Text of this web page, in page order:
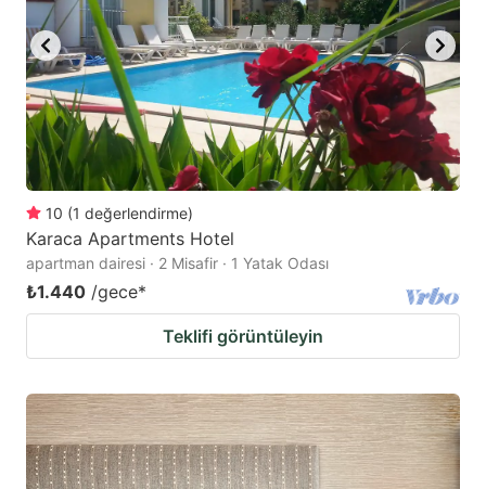
10 (1 değerlendirme)
Karaca Apartments Hotel
apartman dairesi · 2 Misafir · 1 Yatak Odası
₺1.440 /gece*
Teklifi görüntüleyin